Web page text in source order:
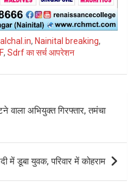
, Nainital breaking,
, Sdrf का सर्च आपरेशन
अभियुक्त गिरफ्तार, तमंचा
में डूबा युवक, परिवार में कोहराम